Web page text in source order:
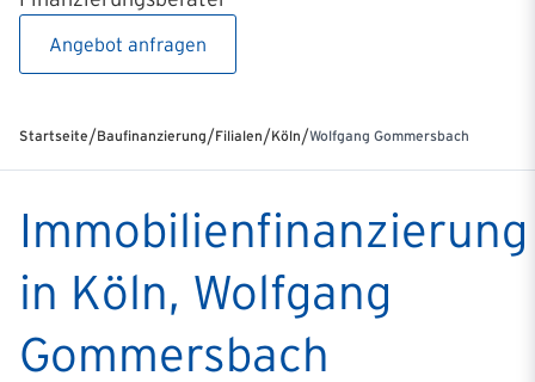
Angebot anfragen
Startseite/Baufinanzierung/Filialen/Köln/Wolfgang Gommersbach
Immobilienfinanzierung
in Köln, Wolfgang
Gommersbach